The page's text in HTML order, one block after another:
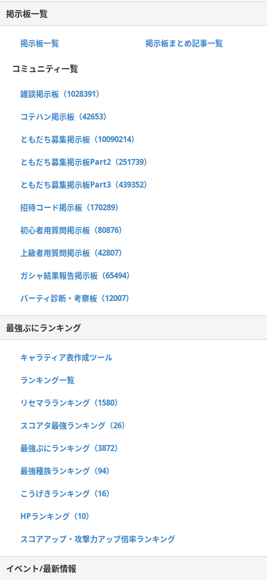
掲示板一覧
掲示板一覧 掲示板まとめ記事一覧
コミュニティ一覧
雑談掲示板（1028391）
コテハン掲示板（42653）
ともだち募集掲示板（10090214）
ともだち募集掲示板Part2（251739）
ともだち募集掲示板Part3（439352）
招待コード掲示板（170289）
初心者用質問掲示板（80876）
上級者用質問掲示板（42807）
ガシャ結果報告掲示板（65494）
パーティ診断・考察板（12007）
最強ぷにランキング
キャラティア表作成ツール
ランキング一覧
リセマラランキング（1580）
スコアタ最強ランキング（26）
最強ぷにランキング（3872）
最強種族ランキング（94）
こうげきランキング（16）
HPランキング（10）
スコアアップ・攻撃力アップ倍率ランキング
イベント/最新情報